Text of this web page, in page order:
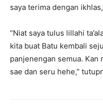
saya terima dengan
“Niat saya tulus lillahi
kita buat Batu kembali
panjenengan semua. Kan
sae dan seru hehe,”